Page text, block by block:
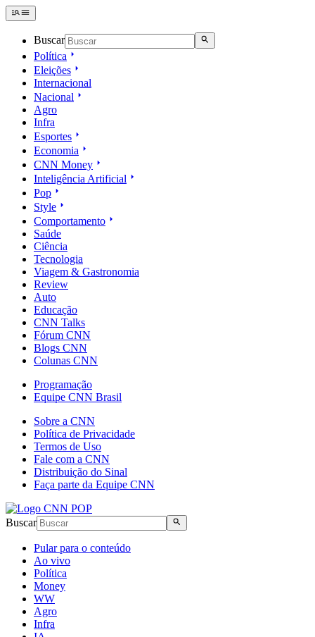
Buscar
Política
Eleições
Internacional
Nacional
Agro
Infra
Esportes
Economia
CNN Money
Inteligência Artificial
Pop
Style
Comportamento
Saúde
Ciência
Tecnologia
Viagem & Gastronomia
Review
Auto
Educação
CNN Talks
Fórum CNN
Blogs CNN
Colunas CNN
Programação
Equipe CNN Brasil
Sobre a CNN
Política de Privacidade
Termos de Uso
Fale com a CNN
Distribuição do Sinal
Faça parte da Equipe CNN
Buscar
Pular para o conteúdo
Ao vivo
Política
Money
WW
Agro
Infra